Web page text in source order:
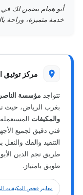
أبو همام يضمن لك في
خدمة متميزة، وراحة
مركز
تتواجد مؤسسة
بغرب الرياض، حيث
والمكيفات
فني دقيق لجميع
التنفيذ والفك
طريق نجم الدين
طويق بامتياز.
معايير فحص المكيفات